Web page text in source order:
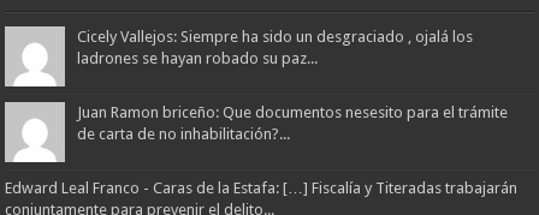
Cicely Vallejos: Siempre ha sido un desgraciado , ojalá los
ladrones se hayan robado su paz...
Juan Ramon briceño: Que documentos nesesito para el trámite
de carta de no inhabilitación?...
Edward Leal Franco - Caras de la Estafa: […] Fiscalía y Titeradas trabajarán
conjuntamente para prevenir el delito...